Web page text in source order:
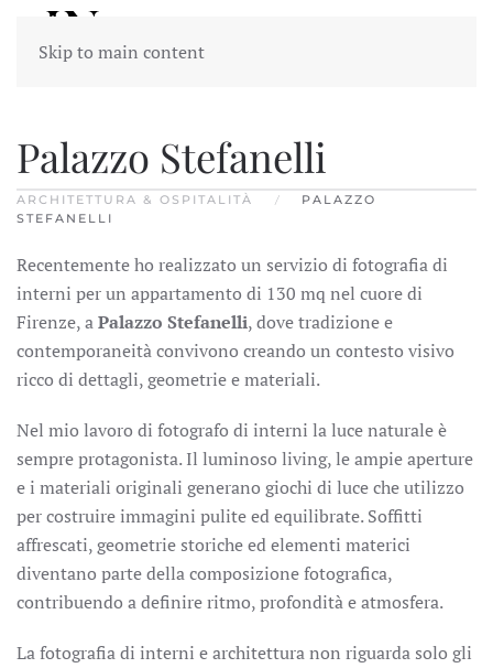
Skip to main content
Palazzo Stefanelli
ARCHITETTURA & OSPITALITÀ
PALAZZO
STEFANELLI
Recentemente ho realizzato un servizio di fotografia di
interni per un appartamento di 130 mq nel cuore di
Firenze, aPalazzo Stefanelli, dove tradizione e
contemporaneità convivono creando un contesto visivo
ricco di dettagli, geometrie e materiali.
Nel mio lavoro di fotografo di interni la luce naturale è
sempre protagonista. Il luminoso living, le ampie aperture
e i materiali originali generano giochi di luce che utilizzo
per costruire immagini pulite ed equilibrate. Soffitti
affrescati, geometrie storiche ed elementi materici
diventano parte della composizione fotografica,
contribuendo a definire ritmo, profondità e atmosfera.
La fotografia di interni e architettura non riguarda solo gli